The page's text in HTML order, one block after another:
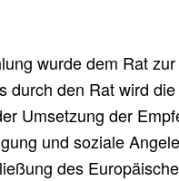
wurde dem Rat
durch den Rat wird
Umsetzung der
und soziale
des